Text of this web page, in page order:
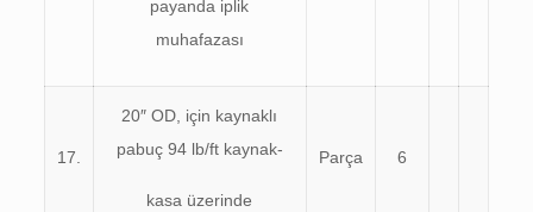
payanda iplik
muhafazası
17.
20″ OD, için kaynaklı
pabuç 94 lb/ft kaynak-
kasa üzerinde
Parça 6